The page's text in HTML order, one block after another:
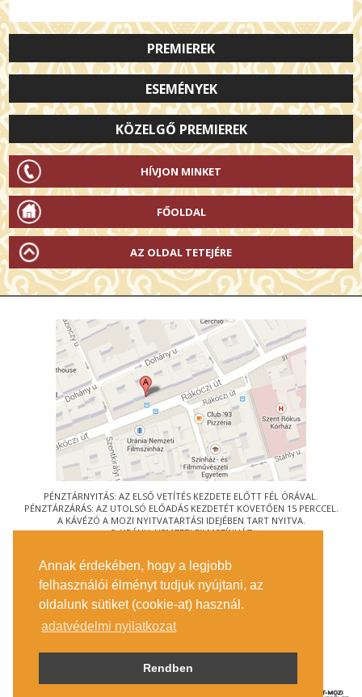
Annak érdekében, hogy a legjobb
felhasználói élményt tudjuk nyújtani, az
oldalunk sütiket (cookie-at) használ.
adatvédelmi nyilatkozat
Rendben
PREMIEREK
ESEMÉNYEK
KÖZELGŐ PREMIEREK
HÍVJON MINKET
FŐOLDAL
AZ OLDAL TETEJÉRE
PÉNZTÁRNYITÁS: AZ ELSŐ VETÍTÉS KEZDETE ELŐTT FÉL ÓRÁVAL.
PÉNZTÁRZÁRÁS: AZ UTOLSÓ ELŐADÁS KEZDETÉT KÖVETŐEN 15 PERCCEL.
A KÁVÉZÓ A MOZI NYITVATARTÁSI IDEJÉBEN TART NYITVA.
© URÁNIA NEMZETI FILMSZÍNHÁZ
1088 BUDAPEST, RÁKÓCZI ÚT 21.
MEGKÖZELÍTÉS
JEGYINFORMÁCIÓ
ÍRJON NEKÜNK!
KÖZÉRDEKŰ ADATOK